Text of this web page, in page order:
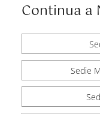
Continua a
Sedie